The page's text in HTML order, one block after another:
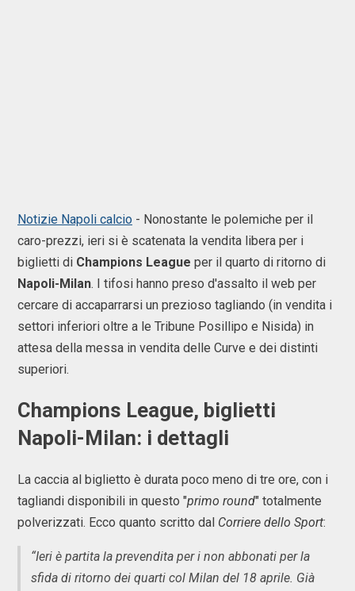
Notizie Napoli calcio - Nonostante le polemiche per il
caro-prezzi, ieri si è scatenata la vendita libera per i
biglietti di Champions League per il quarto di ritorno di
Napoli-Milan. I tifosi hanno preso d'assalto il web per
cercare di accaparrarsi un prezioso tagliando (in vendita i
settori inferiori oltre a le Tribune Posillipo e Nisida) in
attesa della messa in vendita delle Curve e dei distinti
superiori.
Champions League, biglietti
Napoli-Milan: i dettagli
La caccia al biglietto è durata poco meno di tre ore, con i
tagliandi disponibili in questo "primo round" totalmente
polverizzati. Ecco quanto scritto dal Corriere dello Sport:
“Ieri è partita la prevendita per i non abbonati per la
sfida di ritorno dei quarti col Milan del 18 aprile. Già